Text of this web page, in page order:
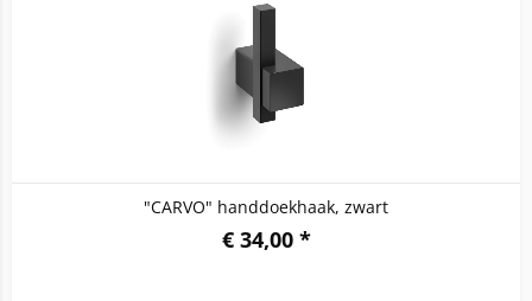
"CARVO" handdoekhaak, zwart
€ 34,00 *